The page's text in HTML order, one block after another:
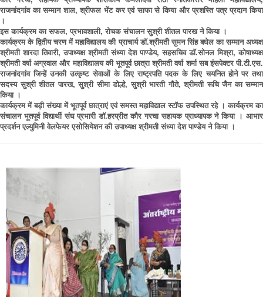
राजनांदगांव का सम्मान शाल, श्रीफल भेंट कर एवं साफा से किया और प्रशस्ति पत्र प्रदान किया
।
इस कार्यक्रम का सफल, प्रभावशाली, रोचक संचालन सुश्री शीतल पारख ने किया ।
कार्यक्रम के द्वितीय चरण में महाविद्यालय की प्राचार्य डाॅ.श्रीमती सुमन सिंह बघेल का सम्मान अध्यक्ष
श्रीमती शारदा तिवारी, उपाध्यक्ष श्रीमती संध्या देश पाण्डेय, सहसचिव डाॅ.सोनल मिश्रा, कोषाध्यक्ष
श्रीमती वर्षा अग्रवाल और महाविद्यालय की भूतपूर्व छात्रा श्रीमती वर्षा शर्मा सब इंसपेक्टर पी.टी.एस.
राजनांदगांव जिन्हें उनकी उत्कृष्ट सेवाओं के लिए राष्ट्रपति पदक के लिए चयनित होने पर तथा
सदस्य सुश्री शीतल पारख, सुश्री सीमा डोल्हे, सुश्री भारती गौते, श्रीमती रूचि जैन का सम्मान
किया ।
कार्यक्रम में बड़ी संख्या में भूतपूर्व छात्राएं एवं समस्त महाविद्याल स्टाॅफ उपस्थित रहे । कार्यक्रम का
संचालन भूतपूर्व विद्यार्थी संघ प्रभारी डाॅ.हरप्रीत कौर गरचा सहायक प्राध्यापक ने किया । आभार
प्रदर्शन एल्युमिनी वेलफेयर एसोसियेशन की उपाध्यक्ष श्रीमती संध्या देश पाण्डेय ने किया ।